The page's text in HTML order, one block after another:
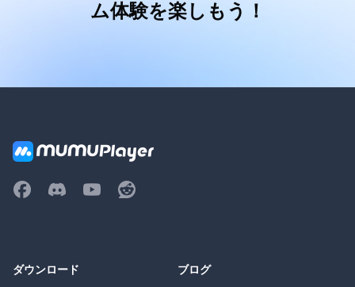
ム体験を楽しもう！
ダウンロード ブログ